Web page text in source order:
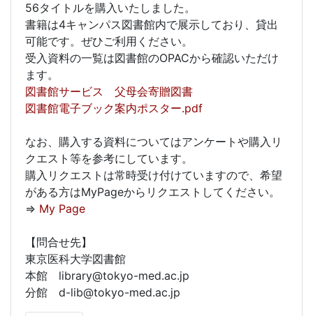
56タイトルを購入いたしました。
書籍は4キャンパス図書館内で展示しており、貸出
可能です。ぜひご利用ください。
受入資料の一覧は図書館のOPACから確認いただけ
ます。
図書館サービス 父母会寄贈図書
図書館電子ブック案内ポスター.pdf
なお、購入する資料についてはアンケートや購入リ
クエスト等を参考にしています。
購入リクエストは常時受け付けていますので、希望
がある方はMyPageからリクエストしてください。
⇒ My Page
【問合せ先】
東京医科大学図書館
本館 library@tokyo-med.ac.jp
分館 d-lib@tokyo-med.ac.jp